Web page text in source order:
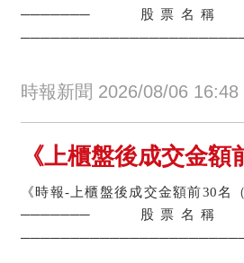
─────── 股票名
時報新聞 2026/08/06 16:48
《上櫃盤後成交金
《時報-上櫃盤後成交金額前30
─────── 股票名